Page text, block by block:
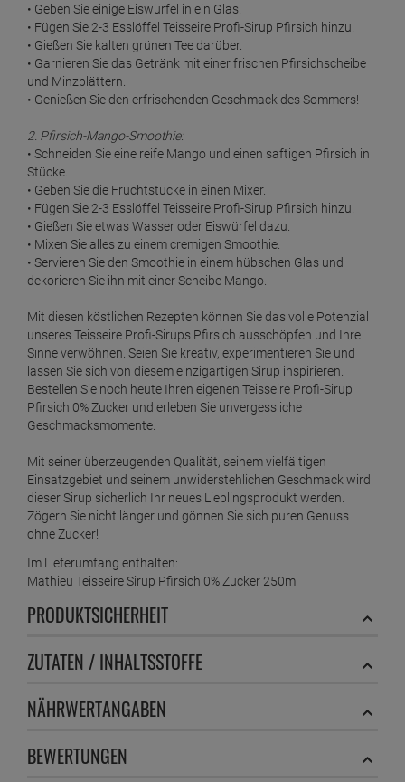
• Geben Sie einige Eiswürfel in ein Glas.
• Fügen Sie 2-3 Esslöffel Teisseire Profi-Sirup Pfirsich hinzu.
• Gießen Sie kalten grünen Tee darüber.
• Garnieren Sie das Getränk mit einer frischen Pfirsichscheibe
und Minzblättern.
• Genießen Sie den erfrischenden Geschmack des Sommers!
2. Pfirsich-Mango-Smoothie:
• Schneiden Sie eine reife Mango und einen saftigen Pfirsich in
Stücke.
• Geben Sie die Fruchtstücke in einen Mixer.
• Fügen Sie 2-3 Esslöffel Teisseire Profi-Sirup Pfirsich hinzu.
• Gießen Sie etwas Wasser oder Eiswürfel dazu.
• Mixen Sie alles zu einem cremigen Smoothie.
• Servieren Sie den Smoothie in einem hübschen Glas und
dekorieren Sie ihn mit einer Scheibe Mango.
Mit diesen köstlichen Rezepten können Sie das volle Potenzial
unseres Teisseire Profi-Sirups Pfirsich ausschöpfen und Ihre
Sinne verwöhnen. Seien Sie kreativ, experimentieren Sie und
lassen Sie sich von diesem einzigartigen Sirup inspirieren.
Bestellen Sie noch heute Ihren eigenen Teisseire Profi-Sirup
Pfirsich 0% Zucker und erleben Sie unvergessliche
Geschmacksmomente.
Mit seiner überzeugenden Qualität, seinem vielfältigen
Einsatzgebiet und seinem unwiderstehlichen Geschmack wird
dieser Sirup sicherlich Ihr neues Lieblingsprodukt werden.
Zögern Sie nicht länger und gönnen Sie sich puren Genuss
ohne Zucker!
Im Lieferumfang enthalten:
Mathieu Teisseire Sirup Pfirsich 0% Zucker 250ml
PRODUKTSICHERHEIT
ZUTATEN / INHALTSSTOFFE
NÄHRWERTANGABEN
BEWERTUNGEN